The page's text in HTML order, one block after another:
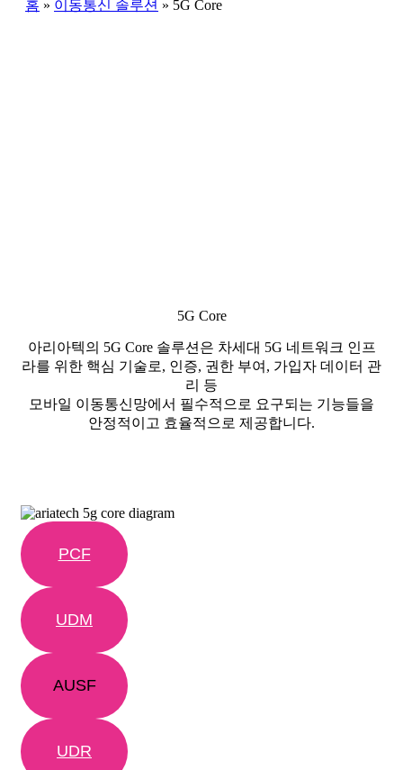
홈 » 이동통신 솔루션 » 5G Core
5G Core
아리아텍의 5G Core 솔루션은 차세대 5G 네트워크 인프
라를 위한 핵심 기술로, 인증, 권한 부여, 가입자 데이터 관
리 등
모바일 이동통신망에서 필수적으로 요구되는 기능들을
안정적이고 효율적으로 제공합니다.
PCF
UDM
AUSF
UDR